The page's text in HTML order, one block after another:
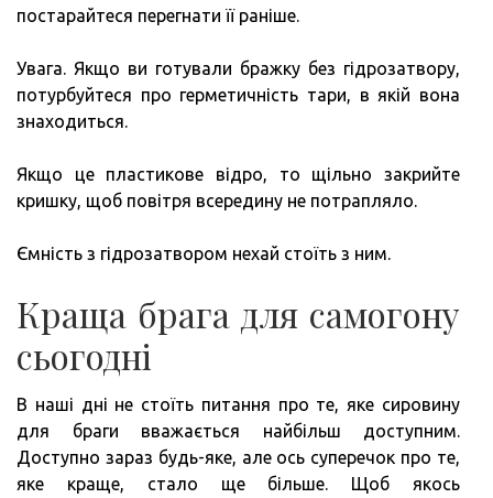
постарайтеся перегнати її раніше.
Увага. Якщо ви готували бражку без гідрозатвору,
потурбуйтеся про герметичність тари, в якій вона
знаходиться.
Якщо це пластикове відро, то щільно закрийте
кришку, щоб повітря всередину не потрапляло.
Ємність з гідрозатвором нехай стоїть з ним.
Краща брага для самогону
сьогодні
В наші дні не стоїть питання про те, яке сировину
для браги вважається найбільш доступним.
Доступно зараз будь-яке, але ось суперечок про те,
яке краще, стало ще більше. Щоб якось